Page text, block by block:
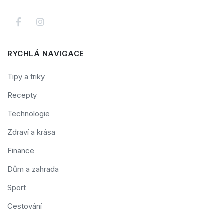
RYCHLÁ NAVIGACE
Tipy a triky
Recepty
Technologie
Zdraví a krása
Finance
Dům a zahrada
Sport
Cestování